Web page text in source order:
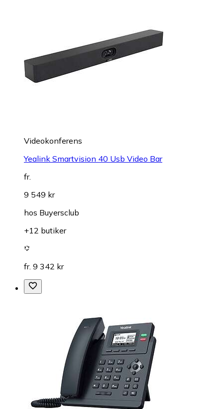
Videokonferens
Yealink Smartvision 40 Usb Video Bar
fr.
9 549 kr
hos Buyersclub
+12 butiker
fr. 9 342 kr